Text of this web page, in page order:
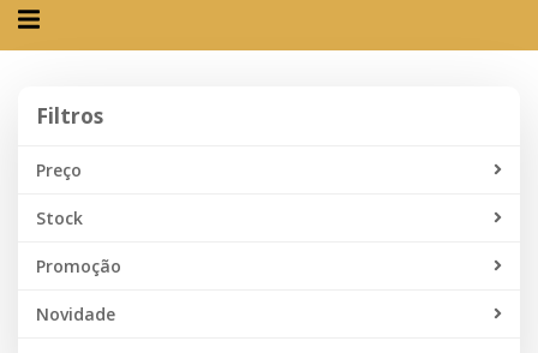
Alternar
Filtros
Preço
Stock
Promoção
Novidade